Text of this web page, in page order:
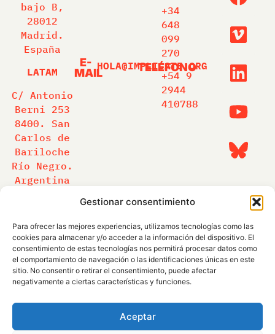
Gestionar consentimiento
Para ofrecer las mejores experiencias, utilizamos tecnologías como las
cookies para almacenar y/o acceder a la información del dispositivo. El
consentimiento de estas tecnologías nos permitirá procesar datos como
el comportamiento de navegación o las identificaciones únicas en este
sitio. No consentir o retirar el consentimiento, puede afectar
negativamente a ciertas características y funciones.
Aceptar
bajo B,
28012
Madrid.
España
LATAM
C/ Antonio
Berni 253
8400. San
Carlos de
Bariloche
Río Negro.
Argentina
E-
MAIL
HOLA@IMPLICATE.ORG
TELÉFONO
+34
648
099
270
+54 9
2944
410788
SOMOS PARTE DE: